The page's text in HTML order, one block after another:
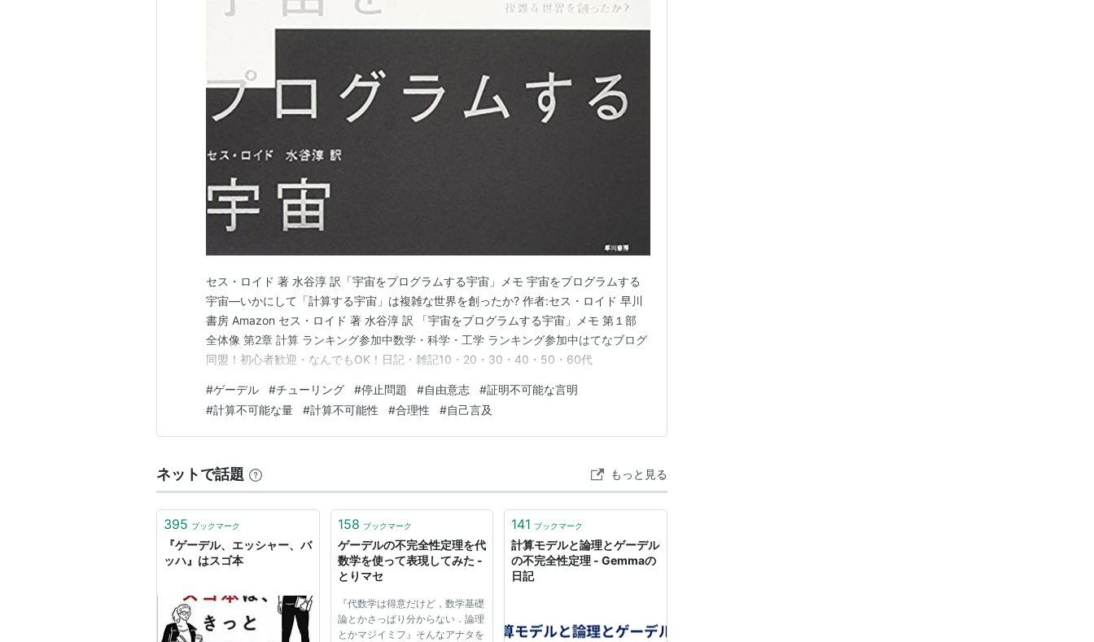
任意の文AについてAが証明可能か¬Aが証明可能かの少なくとも片方が成り立つ事、で
ある。故に、不完全性定理とは証明も反証もできない文が存在する事を主張する。
ゲーデルの業績としては他にも集合論と 一般連続体仮説・ 選択公理の相対無矛盾性や、
さらに彼が導入した体系Tといわれる形式的体系にそれを還元した定理（いわゆる
アレクティカ解釈 ）など、様々である。
ここでは紙面の都合で紹介できなかったが、ゲーデルの数学基礎論、論理学、（数学
の）哲学に与えた影響ははかりしれない。参考文献にそれらを学ぶ為に有用であると思
参考図書
「ゲーデルは何を証明したか」 アーネスト・ナーゲル、ジェームス・R・ニューマン著
isbn:4826900872)
この本はゲーデルの定理をインフォーマルに、且つある程度正確に解説した良書で
ある。勿論、正確な理解の為には数理論理学の専門書を読むことが不可欠である
不完全性定理をゲーデルの原論文で用いたtype theoryを用いて初歩の初歩から解
説した本。記号法や証明方法は現代的ではない点も見られるが、読みやすい。この
本でも第二不完全性定理についての解説が含まれている。
『証明論入門』竹内外史 ,八杉満利子共著 共立出版 1988年(isbn:4320014065)
完全性定理、不完全性定理は解説されていないが、ヒルベルト以来の証明論の成果
がある程度収められた貴重な本。
定理、ゲンツェンの自然数論の無矛盾性証明、ゲーデルの自然数論の無矛盾性の体
系Tのそれへの帰着（いわゆる「ディアレクティカ解釈」）、より現代的な二階の
セス・ロイド 著 水谷淳 訳「宇宙をプログラムする宇宙」メモ 宇宙をプログラムする
宇宙―いかにして「計算する宇宙」は複雑な世界を創ったか? 作者:セス・ロイド 早川
書房 Amazon セス・ロイド 著 水谷淳 訳 「宇宙をプログラムする宇宙」メモ 第１部
全体像 第2章 計算 ランキング参加中数学・科学・工学 ランキング参加中はてなブログ
同盟！初心者歓迎・なんでもOK！日記・雑記10・20・30・40・50・60代
#ゲーデル #チューリング #停止問題 #自由意志 #証明不可能な言明
#計算不可能な量 #計算不可能性 #合理性 #自己言及
ネットで話題 もっと見る
395 ブックマーク
『ゲーデル、エッシャー、バ
ッハ』はスゴ本
158 ブックマーク
ゲーデルの不完全性定理を代
数学を使って表現してみた -
とりマセ
『代数学は得意だけど，数学基礎
論とかさっぱり分からない．論理
とかマジイミフ』そんなアナタを
141 ブックマーク
計算モデルと論理とゲーデル
の不完全性定理 - Gemmaの
日記